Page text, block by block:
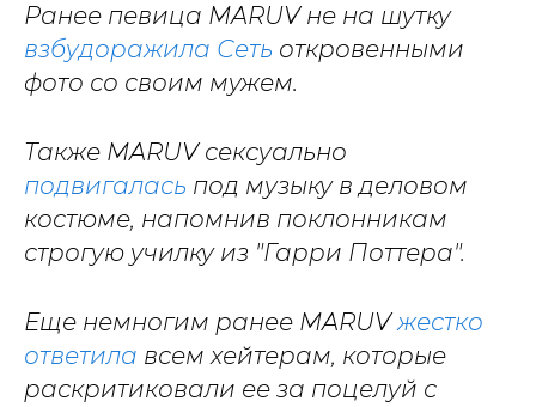
Ранее певица MARUV не на шутку
взбудоражила Сеть откровенными
фото со своим мужем.
Также MARUV сексуально
подвигалась под музыку в деловом
костюме, напомнив поклонникам
строгую училку из "Гарри Поттера".
Еще немногим ранее MARUVжестко
ответила всем хейтерам, которые
раскритиковали ее за поцелуй с